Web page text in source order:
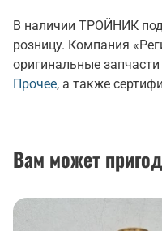
В наличии ТРОЙНИК
розницу. Компания
оригинальные
Прочее, а также
Вам может